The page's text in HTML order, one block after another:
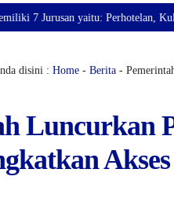
Perhotelan, Kuliner, Tata
disini : Home - Berita -
Luncurkan